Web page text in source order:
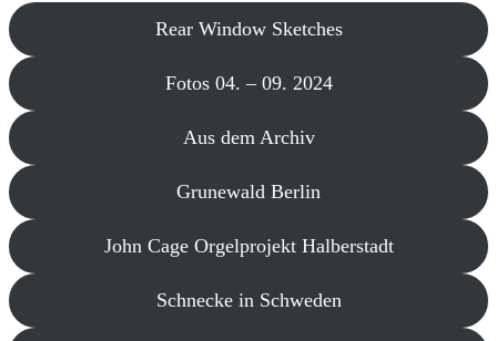
Rear Window Sketches
Fotos 04. – 09. 2024
Aus dem Archiv
Grunewald Berlin
John Cage Orgelprojekt Halberstadt
Schnecke in Schweden